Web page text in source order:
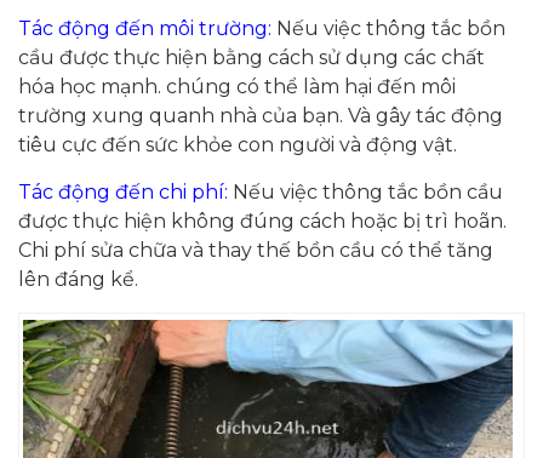
Tác động đến môi trường: Nếu việc thông tắc bồn
cầu được thực hiện bằng cách sử dụng các chất
hóa học mạnh. chúng có thể làm hại đến môi
trường xung quanh nhà của bạn. Và gây tác động
tiêu cực đến sức khỏe con người và động vật.
Tác động đến chi phí: Nếu việc thông tắc bồn cầu
được thực hiện không đúng cách hoặc bị trì hoãn.
Chi phí sửa chữa và thay thế bồn cầu có thể tăng
lên đáng kể.